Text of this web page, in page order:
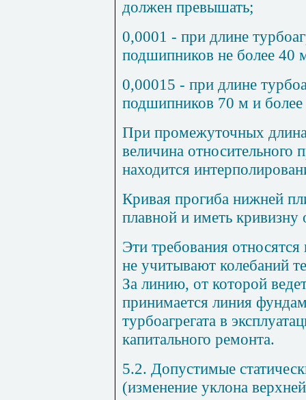
должен превышать;
0,0001 - при длине
подшипников не более 40
0,00015 - при длине
подшипников 70 м и более
При промежуточных
величина относительного
находится
Кривая прогиба нижней
плавной и иметь кривизну
Эти требования
не учитывают колебаний
За линию, от которой
принимается линия
турбоагрегата в
капитального ремонта.
5.2. Допустимые
(изменение уклона